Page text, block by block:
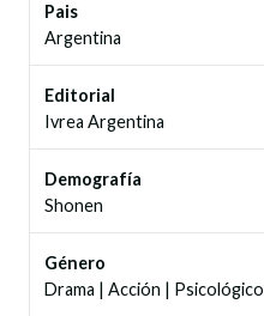
Pais
Argentina
Editorial
Ivrea Argentina
Demografía
Shonen
Género
Drama | Acción | Psicológico